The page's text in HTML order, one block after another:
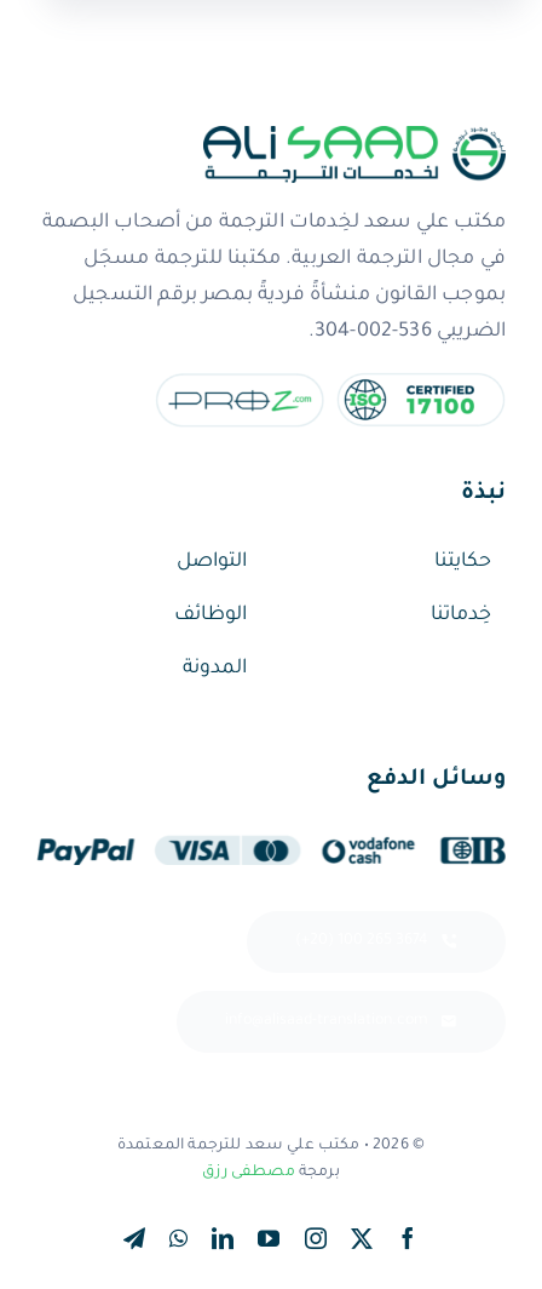
مكتب علي سعد لخِدمات الترجمة من أصحاب البصمة
في مجال الترجمة العربية. مكتبنا للترجمة مسجَل
بموجب القانون منشأةً فرديةً بمصر برقم التسجيل
الضريبي 536-002-304.
نبذة
حكايتنا
خِدماتنا
التواصل
الوظائف
المدونة
وسائل الدفع
© 2026 • مكتب علي سعد للترجمة المعتمدة
برمجة مصطفى رزق